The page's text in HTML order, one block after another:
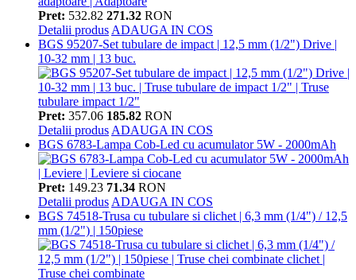
Pret: 532.82 271.32 RON
Detalii produs ADAUGA IN COS
BGS 95207-Set tubulare de impact | 12,5 mm (1/2") Drive |
10-32 mm | 13 buc.
Pret: 357.06 185.82 RON
Detalii produs ADAUGA IN COS
BGS 6783-Lampa Cob-Led cu acumulator 5W - 2000mAh
Pret: 149.23 71.34 RON
Detalii produs ADAUGA IN COS
BGS 74518-Trusa cu tubulare si clichet | 6,3 mm (1/4") / 12,5
mm (1/2") | 150piese